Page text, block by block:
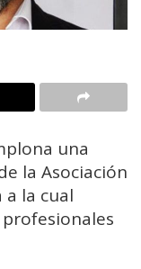
una
la Asociación
la cual